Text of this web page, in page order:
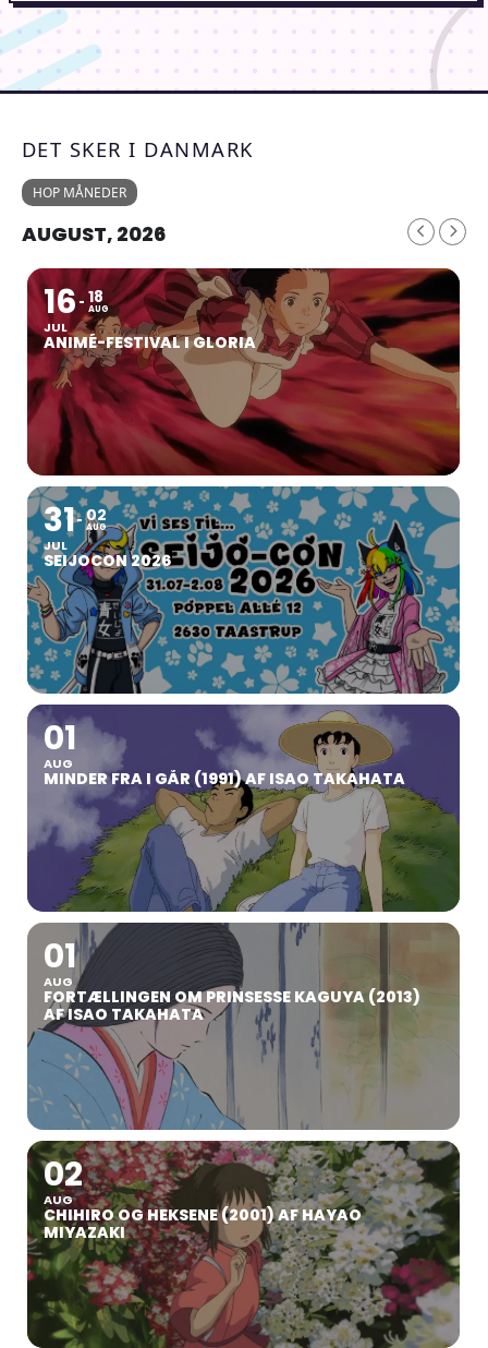
DET SKER I DANMARK
HOP MÅNEDER
AUGUST, 2026
16
JUL
18
AUG
ANIMÉ-FESTIVAL I GLORIA
31
JUL
02
AUG
SEIJOCON 2026
01
AUG
MINDER FRA I GÅR (1991) AF ISAO TAKAHATA
01
AUG
FORTÆLLINGEN OM PRINSESSE KAGUYA (2013)
AF ISAO TAKAHATA
02
AUG
CHIHIRO OG HEKSENE (2001) AF HAYAO
MIYAZAKI